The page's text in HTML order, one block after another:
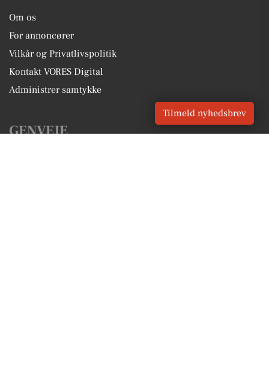
Om os
For annoncører
Vilkår og Privatlivspolitik
Kontakt VORES Digital
Administrer samtykke
GENVEJE
Tilmeld nyhedsbrev